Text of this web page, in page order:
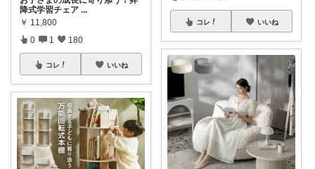
降式学習チェア ...
￥ 11,800
0 1 180
コレ いいね
コレ いいね